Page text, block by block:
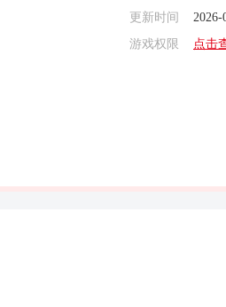
更新时间
2026-
游戏权限
点击